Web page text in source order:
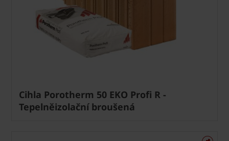
Cihla Porotherm 50 EKO Profi R -
Tepelněizolační broušená